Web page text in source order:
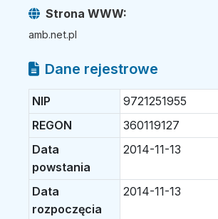
Strona WWW:
amb.net.pl
Dane rejestrowe
NIP
9721251955
REGON
360119127
Data
powstania
2014-11-13
Data
rozpoczęcia
2014-11-13